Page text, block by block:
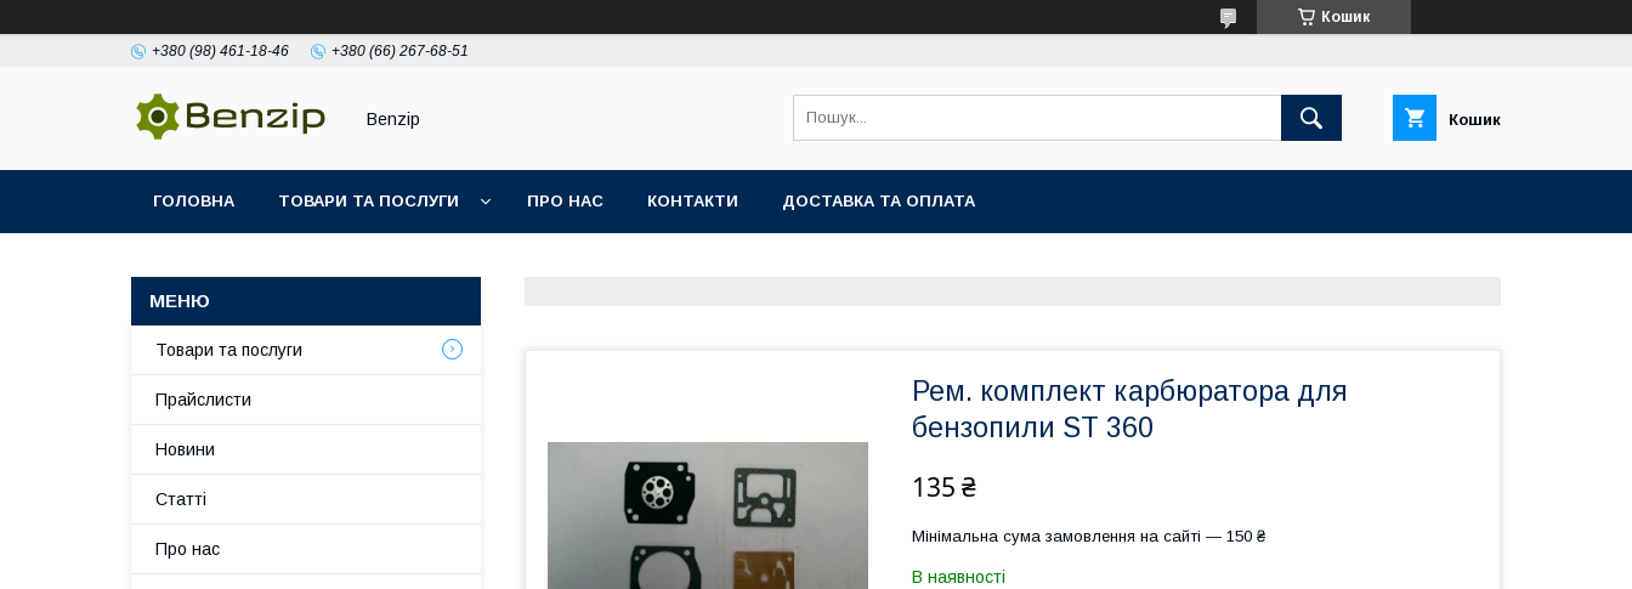
Кошик
+380 (98) 461-18-46 +380 (66) 267-68-51
Benzip Кошик
ГОЛОВНА ТОВАРИ ТА ПОСЛУГИ ПРО НАС КОНТАКТИ ДОСТАВКА ТА ОПЛАТА
Рем. комплект карбюратора для
бензопили ST 360
135 ₴
Мінімальна сума замовлення на сайті — 150 ₴
В наявності
Товари та послуги
Прайслисти
Новини
Статті
Про нас